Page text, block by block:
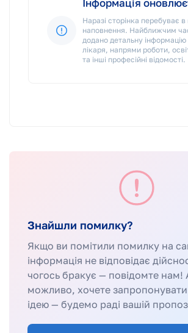
Інформація
Наразі сторінка перебуває в
наповнення. Найближчим
додано детальну інформацію
лікаря, напрями роботи,
та інші професійні відомості.
Знайшли помилку?
Якщо ви помітили помилку на
інформація не відповідає
чогось бракує — повідомте нам!
можливо, хочете
ідею — будемо раді вашій